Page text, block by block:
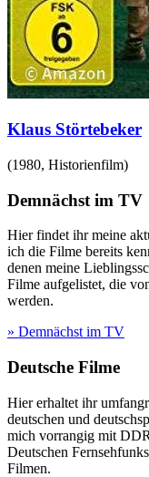
Klaus Störtebeker
(1980, Historienfilm)
Demnächst im TV
Hier findet ihr meine
ich die Filme bereits
denen meine
Filme aufgelistet, die
werden.
» Demnächst im TV
Deutsche Filme
Hier erhaltet ihr
deutschen und
mich vorrangig mit
Deutschen
Filmen.